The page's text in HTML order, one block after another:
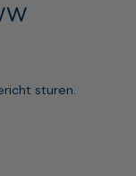
sturen.